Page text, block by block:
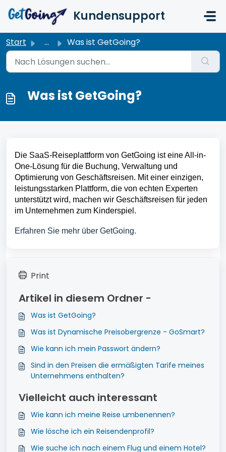
Kundensupport
Start ... Was ist GetGoing?
Was ist GetGoing?
Die SaaS-Reiseplattform von GetGoing ist eine All-in-
One-Lösung für die Buchung, Verwaltung und
Optimierung von Geschäftsreisen. Mit einer einzigen,
leistungsstarken Plattform, die von echten Experten
unterstützt wird, machen wir Geschäftsreisen für jeden
im Unternehmen zum Kinderspiel.
Erfahren Sie mehr über GetGoing.
Print
Artikel in diesem Ordner -
Was ist GetGoing?
Was ist Dynamische Preisobergrenze - GoSmart?
Wie kann ich mein Passwort ändern?
Sind in den Preisen die ermäßigten Tarife meines
Unternehmens enthalten?
Vielleicht auch interessant
Wie kann ich meine Reise umbenennen?
Wie lösche ich ein Reisendenprofil?
Wie suche ich nach einem Flug und einem Hotel?